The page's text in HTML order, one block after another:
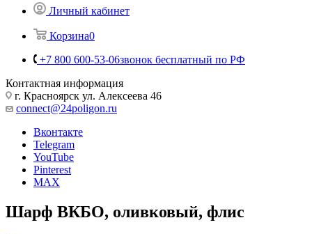
Личный кабинет
Корзина0
+7 800 600-53-06звонок бесплатный по РФ
Контактная информация
г. Красноярск ул. Алексеева 46
connect@24poligon.ru
Вконтакте
Telegram
YouTube
Pinterest
MAX
Шарф ВКБО, оливковый, флис